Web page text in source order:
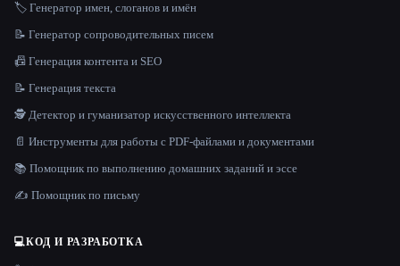
🏷️ Генератор имен, слоганов и имён
📝 Генератор сопроводительных писем
📠 Генерация контента и SEO
📝 Генерация текста
🕵️ Детектор и гуманизатор искусственного интеллекта
📄 Инструменты для работы с PDF-файлами и документами
📚 Помощник по выполнению домашних заданий и эссе
✍️ Помощник по письму
💻КОД И РАЗРАБОТКА